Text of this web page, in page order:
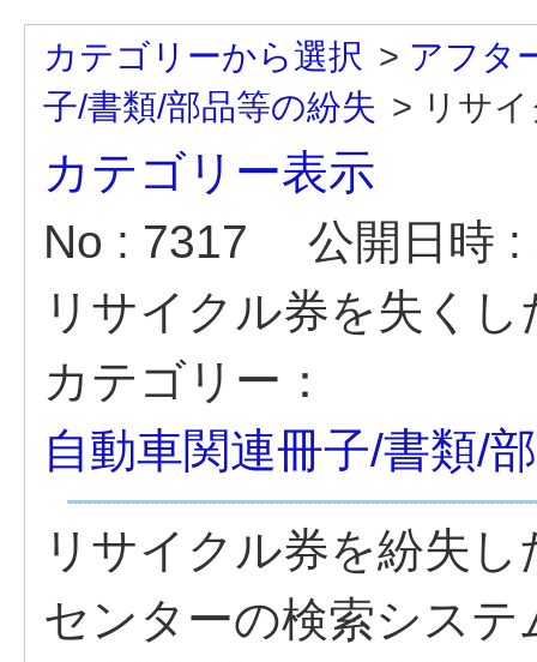
カテゴリーから選択 > アフタ
子/書類/部品等の紛失 > リサ
カテゴリー表示
No : 7317
公開日時
リサイクル券を失く
カテゴリー：
自動車関連冊子/書類/
リサイクル券を紛失
センターの検索シス